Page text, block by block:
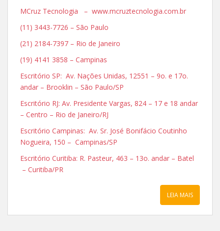
MCruz Tecnologia – www.mcruztecnologia.com.br
(11) 3443-7726 – São Paulo
(21) 2184-7397 – Rio de Janeiro
(19) 4141 3858 – Campinas
Escritório SP: Av. Nações Unidas, 12551 – 9o. e 17o.
andar – Brooklin – São Paulo/SP
Escritório RJ: Av. Presidente Vargas, 824 – 17 e 18 andar
– Centro – Rio de Janeiro/RJ
Escritório Campinas: Av. Sr. José Bonifácio Coutinho
Nogueira, 150 – Campinas/SP
Escritório Curitiba: R. Pasteur, 463 – 13o. andar – Batel
– Curitiba/PR
LEIA MAIS